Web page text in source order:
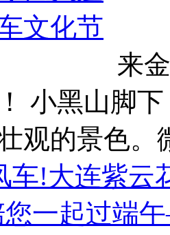
来
小黑山脚
观的景色。
车!大连紫云
您一起过端